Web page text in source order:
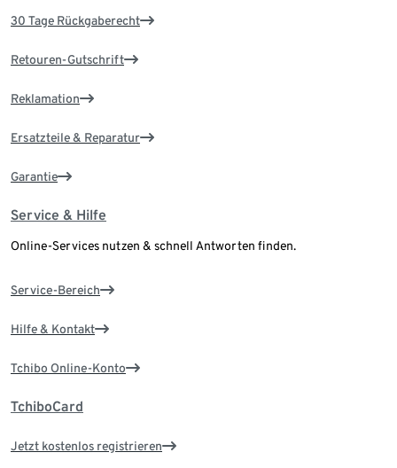
30 Tage Rückgaberecht
Retouren-Gutschrift
Reklamation
Ersatzteile & Reparatur
Garantie
Service & Hilfe
Online-Services nutzen & schnell Antworten finden.
Service-Bereich
Hilfe & Kontakt
Tchibo Online-Konto
TchiboCard
Jetzt kostenlos registrieren